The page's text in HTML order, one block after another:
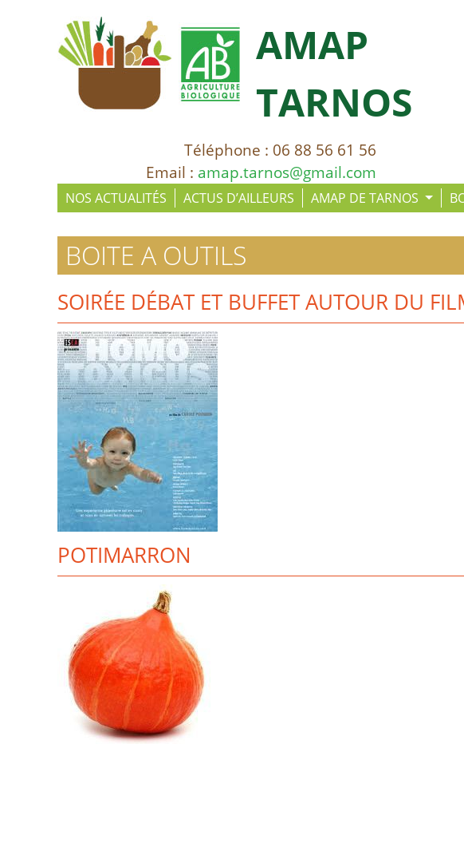
AMAP
TARNOS
Téléphone : 06 88 56 61 56
Email : amap.tarnos@gmail.com
NOS ACTUALITÉS ACTUS D’AILLEURS AMAP DE TARNOS
BOITE A OUTILS
SOIRÉE DÉBAT ET BUFFET AUTOUR DU
POTIMARRON